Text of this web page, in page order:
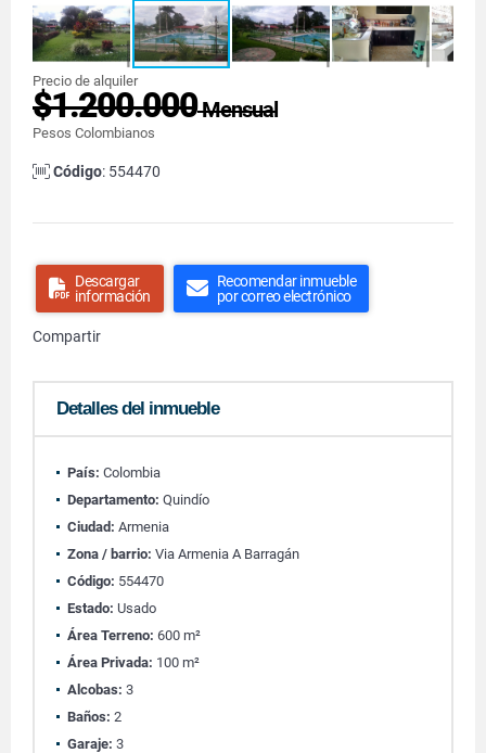
Precio de alquiler
$1.200.000Mensual
Pesos Colombianos
Código: 554470
Descargar
información
Recomendar inmueble
por correo electrónico
Compartir
Detalles del inmueble
País: Colombia
Departamento: Quindío
Ciudad: Armenia
Zona / barrio: Via Armenia A Barragán
Código: 554470
Estado: Usado
Área Terreno: 600 m²
Área Privada: 100 m²
Alcobas: 3
Baños: 2
Garaje: 3